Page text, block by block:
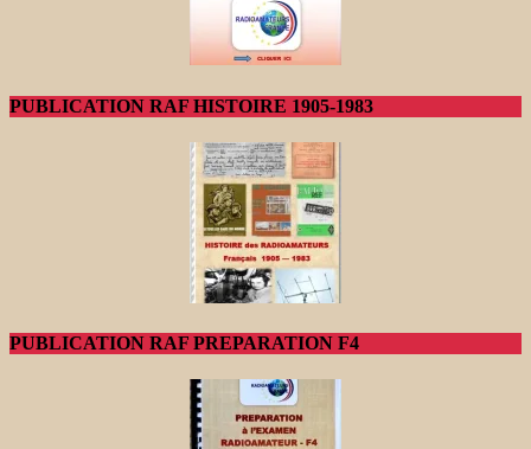
PUBLICATION RAF HISTOIRE 1905-1983
PUBLICATION RAF PREPARATION F4